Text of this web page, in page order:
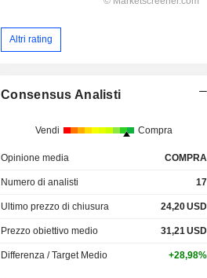
Altri rating
Consensus Analisti
Vendi Compra
Opinione media COMPRA
Numero di analisti 17
Ultimo prezzo di chiusura 24,20USD
Prezzo obiettivo medio 31,21 USD
Differenza / Target Medio +28,98%